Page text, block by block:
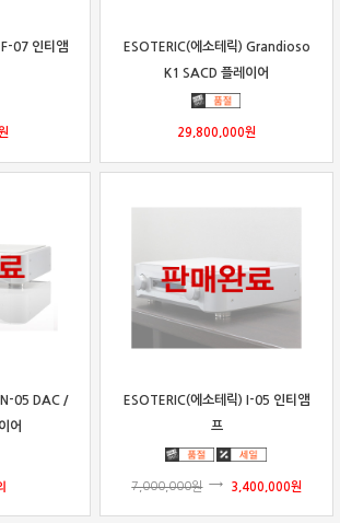
07 인티앰
ESOTERIC(에소테릭) Grandioso
K1 SACD 플레이어
29,800,000원
N-05 DAC /
어
ESOTERIC(에소테릭) I-05 인티앰
프
7,000,000원 3,400,000원